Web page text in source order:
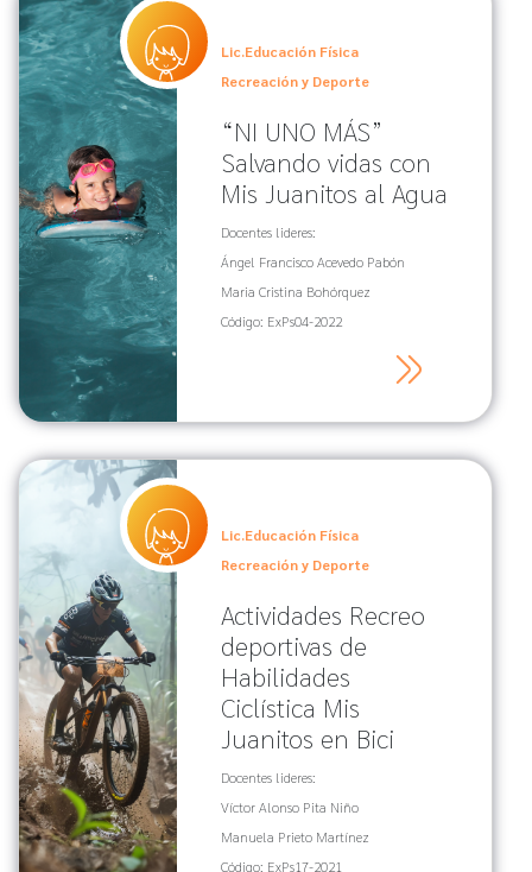
Lic.Educación Física
Recreación y Deporte
“NI UNO MÁS”
Salvando vidas con
Mis Juanitos al Agua
Docentes lideres:
Ángel Francisco Acevedo Pabón
Maria Cristina Bohórquez
Código: ExPs04-2022
Lic.Educación Física
Recreación y Deporte
Actividades Recreo
deportivas de
Habilidades
Ciclística Mis
Juanitos en Bici
Docentes lideres:
Víctor Alonso Pita Niño
Manuela Prieto Martínez
Código: ExPs17-2021